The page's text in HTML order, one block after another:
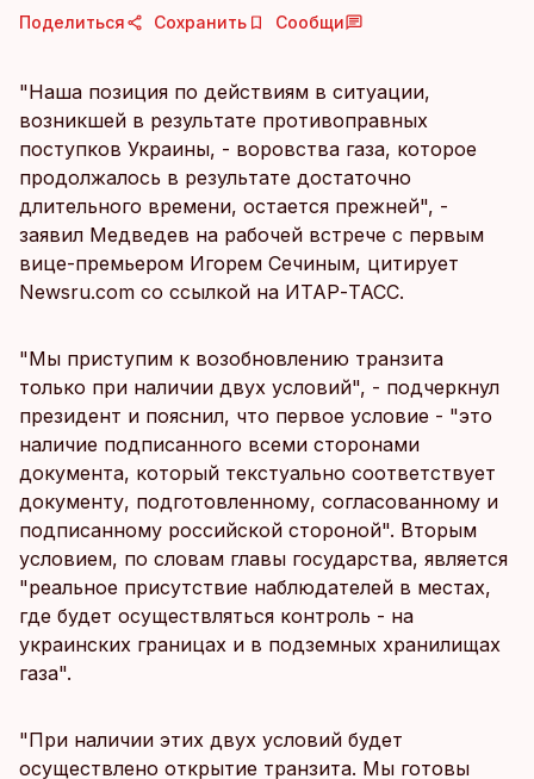
Поделиться Сохранить Сообщи
"Наша позиция по действиям в ситуации,
возникшей в результате противоправных
поступков Украины, - воровства газа, которое
продолжалось в результате достаточно
длительного времени, остается прежней", -
заявил Медведев на рабочей встрече с первым
вице-премьером Игорем Сечиным, цитирует
Newsru.com со ссылкой на ИТАР-ТАСС.
"Мы приступим к возобновлению транзита
только при наличии двух условий", - подчеркнул
президент и пояснил, что первое условие - "это
наличие подписанного всеми сторонами
документа, который текстуально соответствует
документу, подготовленному, согласованному и
подписанному российской стороной". Вторым
условием, по словам главы государства, является
"реальное присутствие наблюдателей в местах,
где будет осуществляться контроль - на
украинских границах и в подземных хранилищах
газа".
"При наличии этих двух условий будет
осуществлено открытие транзита. Мы готовы